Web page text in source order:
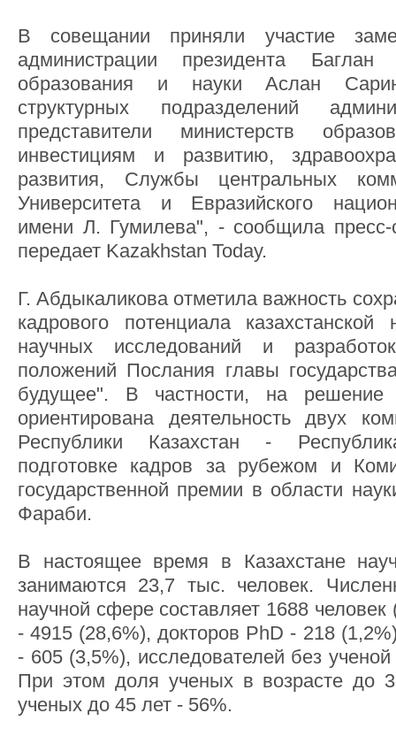
В совещании приняли участие
администрации президента
образования и науки Аслан
структурных подразделений
представители министерств
инвестициям и развитию,
развития, Службы центральных
Университета и Евразийского
имени Л. Гумилева", - сообщила
передает Kazakhstan Today.
Г. Абдыкаликова отметила важность
кадрового потенциала казахстанской
научных исследований и
положений Послания главы
будущее". В частности, на решение
ориентирована деятельность двух
Республики Казахстан -
подготовке кадров за рубежом и
государственной премии в области
Фараби.
В настоящее время в Казахстане
занимаются 23,7 тыс. человек.
научной сфере составляет 1688 человек
- 4915 (28,6%), докторов PhD - 218
- 605 (3,5%), исследователей без
При этом доля ученых в возрасте до
ученых до 45 лет - 56%.